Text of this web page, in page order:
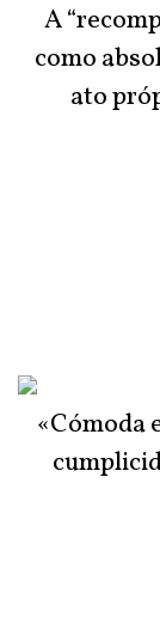
A
como
ato
«Cómoda